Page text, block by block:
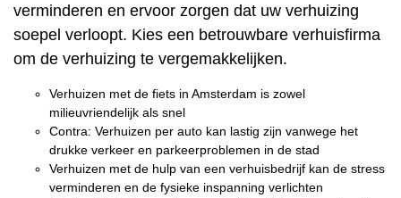
verminderen en ervoor zorgen dat uw verhuizing
soepel verloopt. Kies een betrouwbare verhuisfirma
om de verhuizing te vergemakkelijken.
Verhuizen met de fiets in Amsterdam is zowel
milieuvriendelijk als snel
Contra: Verhuizen per auto kan lastig zijn vanwege het
drukke verkeer en parkeerproblemen in de stad
Verhuizen met de hulp van een verhuisbedrijf kan de stress
verminderen en de fysieke inspanning verlichten